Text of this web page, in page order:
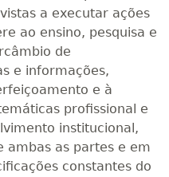
a executar ações
ao ensino, pesquisa e
de
e informações,
e à
profissional e
institucional,
ambas as partes e em
constantes do